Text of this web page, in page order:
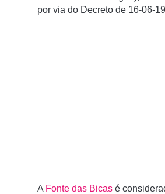
por via do Decreto de 16-06-
A Fonte das Bicas é